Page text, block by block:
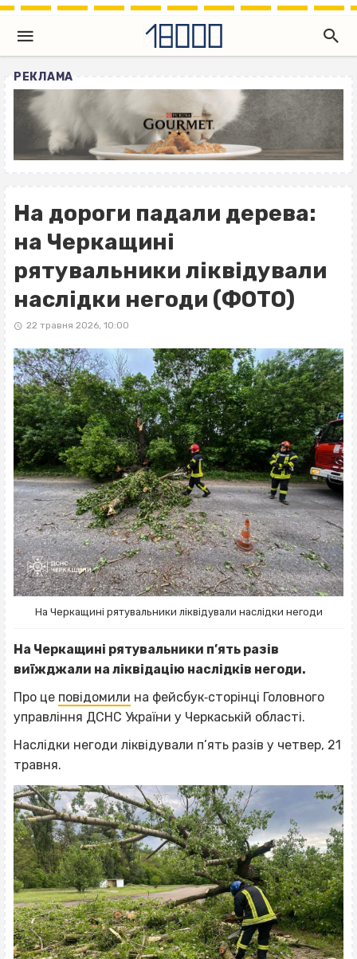
РЕКЛАМА
На дороги падали дерева:
на Черкащині
рятувальники ліквідували
наслідки негоди (ФОТО)
22 травня 2026, 10:00
На Черкащині рятувальники ліквідували наслідки негоди
На Черкащині рятувальники п’ять разів
виїжджали на ліквідацію наслідків негоди.
Про це повідомили на фейсбук‐сторінці Головного
управління ДСНС України у Черкаській області.
Наслідки негоди ліквідували п’ять разів у четвер, 21
травня.